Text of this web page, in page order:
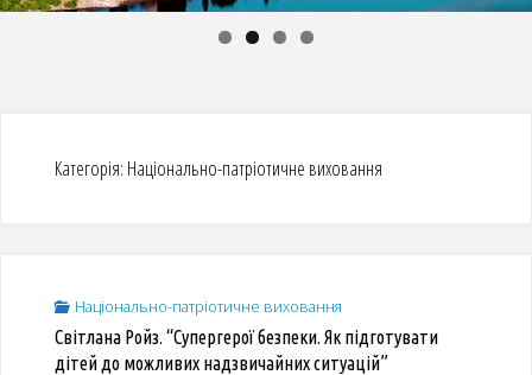
Категорія: Національно-патріотичне виховання
Національно-патріотичне виховання
Світлана Ройз. “Супергерої безпеки. Як підготувати
дітей до можливих надзвичайних ситуацій”